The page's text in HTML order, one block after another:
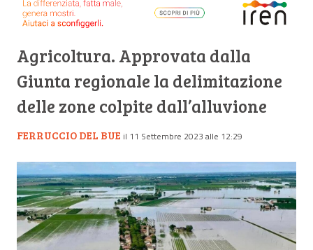
Agricoltura. Approvata dalla
Giunta regionale la delimitazione
delle zone colpite dall’alluvione
FERRUCCIO DEL BUE il 11 Settembre 2023 alle 12:29